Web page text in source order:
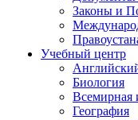
Законы и
Учебный центр
Биология
Всемирная
География